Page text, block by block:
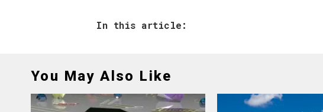
In this article:
You May Also Like